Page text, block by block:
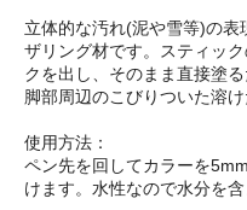
立体的な汚れ(泥や雪等)の表
ザリング材です。スティッ
クを出し、そのまま直接塗る
脚部周辺のこびりついた溶
使用方法：
ペン先を回してカラーを
けます。水性なので水分を